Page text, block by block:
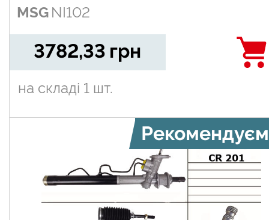
MSG NI102
3782,33 грн
на складі 1 шт.